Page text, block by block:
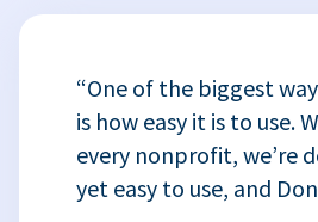
“One of the biggest
is how easy it is to use.
every nonprofit, we’re
yet easy to use, and